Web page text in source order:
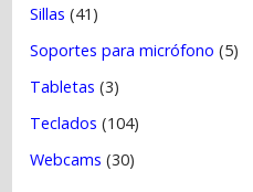
Sillas (41)
Soportes para micrófono (5)
Tabletas (3)
Teclados (104)
Webcams (30)